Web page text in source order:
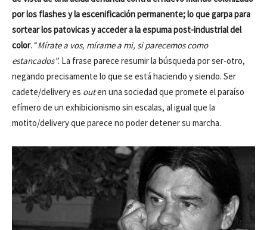
por los flashes y la escenificación permanente; lo que garpa para
sortear los patovicas y acceder a la espuma post-industrial del
color. “Mírate a vos, mírame a mi, si parecemos como
estancados”. La frase parece resumir la búsqueda por ser-otro,
negando precisamente lo que se está haciendo y siendo. Ser
cadete/delivery es outen una sociedad que promete el paraíso
efímero de un exhibicionismo sin escalas, al igual que la
motito/delivery que parece no poder detener su marcha.